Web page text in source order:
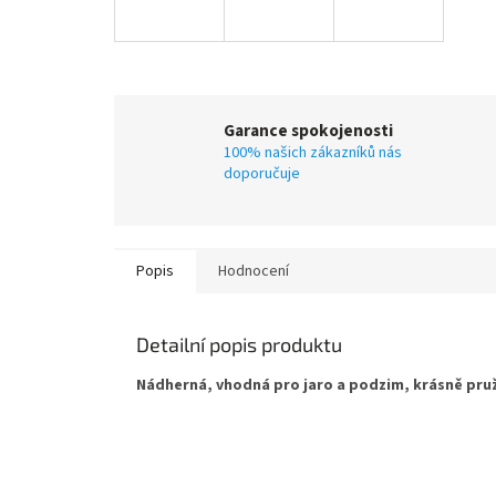
Garance spokojenosti
100% našich zákazníků nás
doporučuje
Popis Hodnocení
Detailní popis produktu
Nádherná, vhodná pro jaro a podzim, krásně